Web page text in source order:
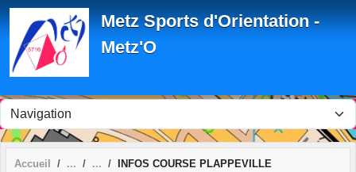
Metz Sports d'Orientation -
Metz'O
Accueil INFOS COURSE PLAPPEVILLE
Panneau de gestion des cookies